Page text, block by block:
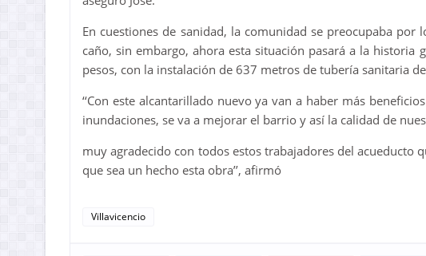
En cuestiones de sanidad, la comunidad se preocupaba por
caño, sin embargo, ahora esta situación pasará a la
pesos, con la instalación de 637 metros de tubería sanitaria
‘‘Con este alcantarillado nuevo ya van a haber más
inundaciones, se va a mejorar el barrio y así la calidad de
muy agradecido con todos estos trabajadores del acueducto
que sea un hecho esta obra’’, afirmó
Villavicencio